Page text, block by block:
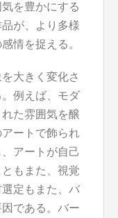
を豊かにする
が、より多様
情を捉える。
大きく変化さ
例えば、モダ
た雰囲気を醸
ートで飾られ
アートが自己
もまた、視覚
定もまた、バ
である。バー